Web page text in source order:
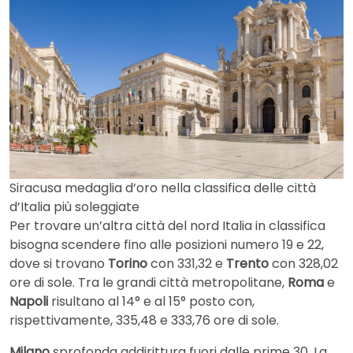
Siracusa medaglia d’oro nella classifica delle città
d’Italia più soleggiate
Per trovare un’altra città del nord Italia in classifica
bisogna scendere fino alle posizioni numero 19 e 22,
dove si trovano Torinocon 331,32 e Trentocon 328,02
ore di sole. Tra le grandi città metropolitane, Romae
Napoli risultano al 14° e al 15° posto con,
rispettivamente, 335,48 e 333,76 ore di sole.